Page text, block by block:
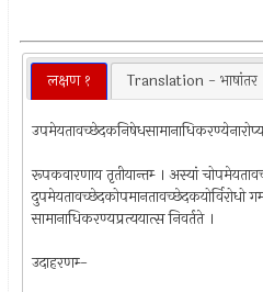
लक्षण १ Translation - भाषांतर
रूपकवारणाय तृतीयान्तम्‍ । अस्यां
सामानाधिकरण्यप्रत्ययात्स निवर्तते ।
उदाहरणम्‍-